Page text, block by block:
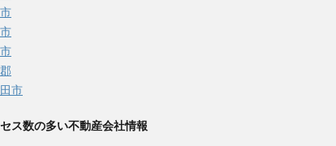
市
ス数の多い不動産会社情報